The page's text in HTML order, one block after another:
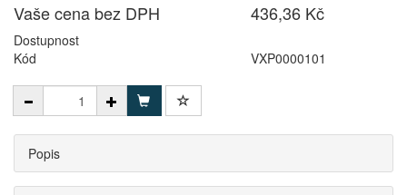
Vaše cena bez DPH
436,36 Kč
Dostupnost
Kód
VXP0000101
Popis